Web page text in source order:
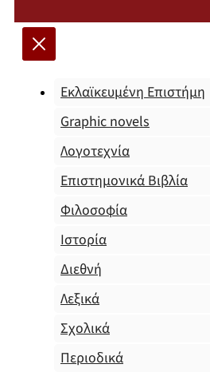
Εκλαϊκευμένη Επιστήμη
Graphic novels
Λογοτεχνία
Επιστημονικά Βιβλία
Φιλοσοφία
Ιστορία
Διεθνή
Λεξικά
Σχολικά
Περιοδικά